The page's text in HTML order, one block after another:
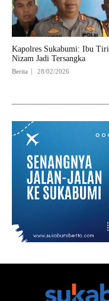
Kapolres Sukabumi: Ibu Tiri
Nizam Jadi Tersangka
Berita 28/02/2026